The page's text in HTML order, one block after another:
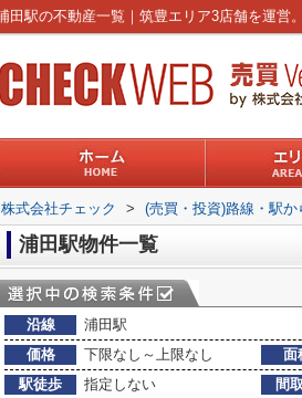
株式会社チェック > (売買・投資)路線・駅か
浦田駅物件一覧
沿線
浦田駅
価格
下限なし～上限なし 面
駅徒歩
指定しない 間